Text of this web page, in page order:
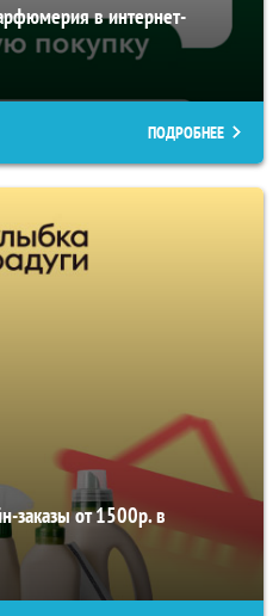
в интернет-
ПОДРОБНЕЕ
заказы от 1500р. в